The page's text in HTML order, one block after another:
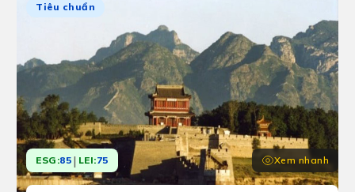
Tiêu chuẩn
ESG:85 | LEI:75 Xem nhanh